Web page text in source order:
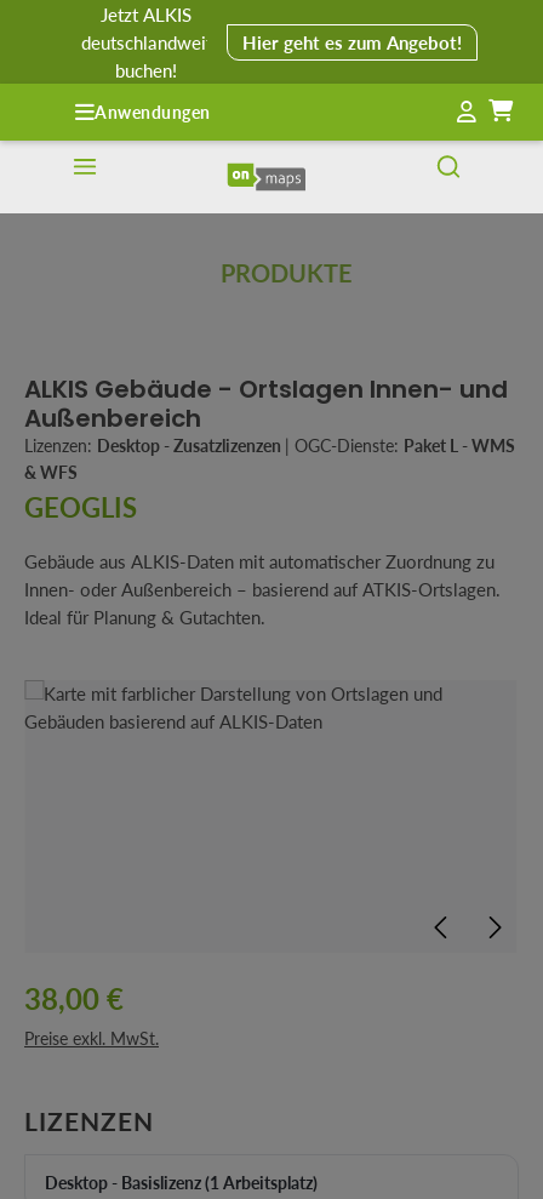
springen
Jetzt ALKIS
deutschlandweit
buchen!
Hier geht es zum Angebot!
Anwendungen
PRODUKTE
ALKIS Gebäude - Ortslagen Innen- und
Außenbereich
Lizenzen: Desktop - Zusatzlizenzen | OGC-Dienste: Paket L - WMS
& WFS
GEOGLIS
Gebäude aus ALKIS-Daten mit automatischer Zuordnung zu
Innen- oder Außenbereich – basierend auf ATKIS-Ortslagen.
Ideal für Planung & Gutachten.
Bildergalerie überspringen
38,00 €
Preise exkl. MwSt.
LIZENZEN
Desktop - Basislizenz (1 Arbeitsplatz)